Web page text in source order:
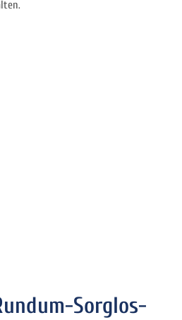
Sorglos-